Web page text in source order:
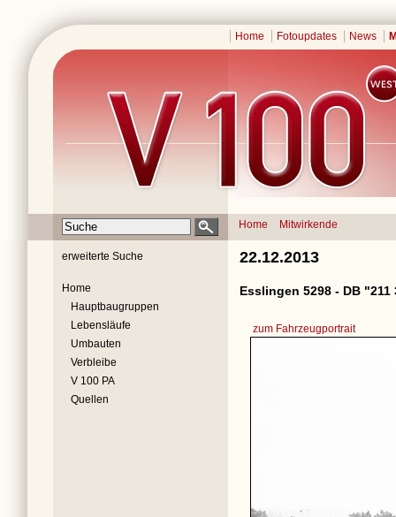
Home Fotoupdates News
Home Mitwirkende
erweiterte Suche
Home
Hauptbaugruppen
Lebensläufe
Umbauten
Verbleibe
V 100 PA
Quellen
22.12.2013
Esslingen 5298 - DB "211
zum Fahrzeugportrait